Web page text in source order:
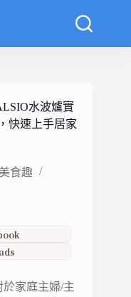
水波爐實
快速上手居家
美食趣
於家庭主婦/主